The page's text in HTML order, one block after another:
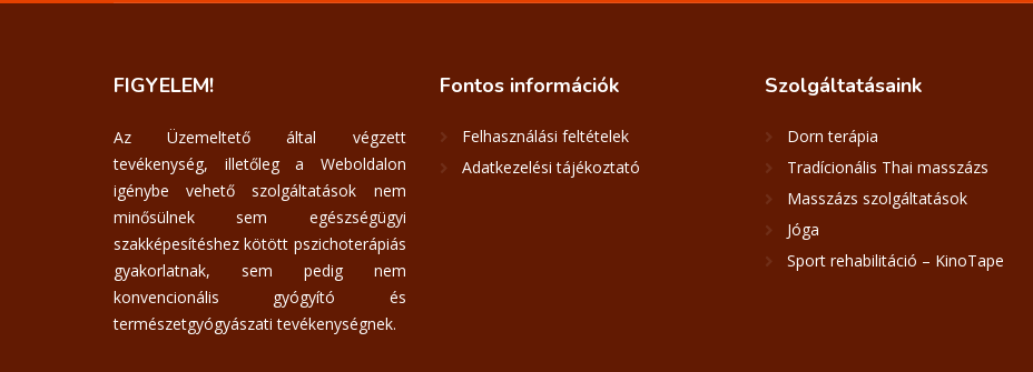
FIGYELEM!
Az Üzemeltető által végzett
tevékenység, illetőleg a Weboldalon
igénybe vehető szolgáltatások nem
minősülnek sem egészségügyi
szakképesítéshez kötött pszichoterápiás
gyakorlatnak, sem pedig nem
konvencionális gyógyító és
természetgyógyászati tevékenységnek.
Fontos információk
Felhasználási feltételek
Adatkezelési tájékoztató
Szolgáltatásaink
Dorn terápia
Tradícionális Thai masszázs
Masszázs szolgáltatások
Jóga
Sport rehabilitáció – KinoTape